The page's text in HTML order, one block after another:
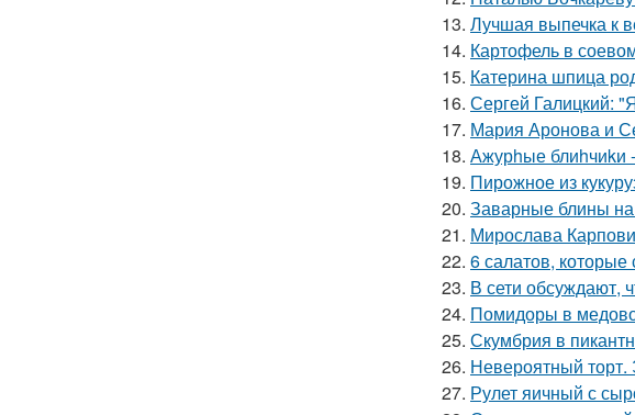
13. Лучшая выпечка к
14. Картофель в
15. Катерина шпица
16. Сергей Галицкий:
17. Мария Аронова и
18. Ажурhые блиhчиkи
19. Пирожное из
20. Заварные блины
21. Мирослава
22. 6 салатов, которые
23. В сети обсуждают,
24. Помидоры в
25. Скумбрия в
26. Невероятный торт.
27. Рулет яичный с